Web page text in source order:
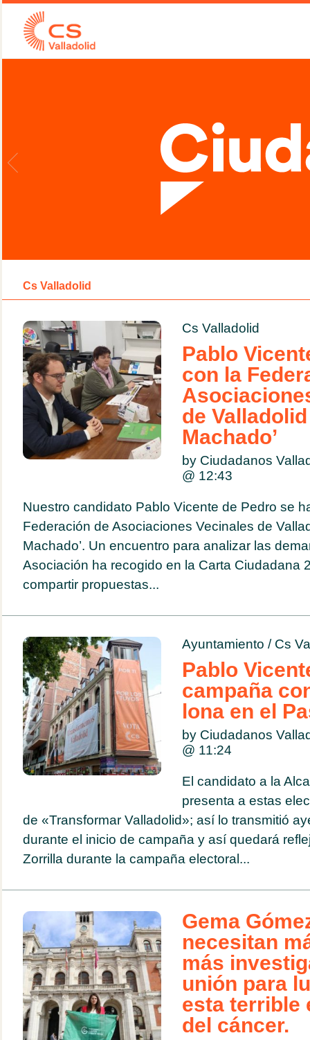
Cs Valladolid
Cs Valladolid
Pablo
con la
de
Machado’
by Ciudadanos
@ 12:43
Nuestro candidato Pablo Vicente de Pedro se
Federación de Asociaciones Vecinales de
Machado’. Un encuentro para analizar las
Asociación ha recogido en la Carta Ciudadana
compartir propuestas...
Ayuntamiento / Cs
Pablo
campaña
lona en el
by Ciudadanos
@ 11:24
El candidato a la
presenta a estas
de «Transformar Valladolid»; así lo transmitió
durante el inicio de campaña y así quedará
Zorrilla durante la campaña electoral...
Gema
necesitan
más
unión para
esta terrible
del cáncer.